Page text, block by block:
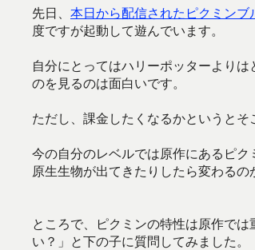
先日、 本日から配信されたピクミンブ
度ですが起動して遊んでいます。
自分にとってはハリーポッターより
のを見るのは面白いです。
ただし、課金したくなるかというとそ
今の自分のレベルでは原作にあるピ
原生生物が出てきたりしたら変わるの
ところで、ピクミンの特性は原作で
い？」と下の子に質問してみました。